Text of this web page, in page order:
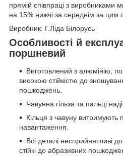
прямій співпраці з виробниками
на 15% нижчі за середнім за цим
Виробник: Г.Ліда Білорусь
Особливості й
поршневий
Виготовлений з алюмінію,
високою стійкістю до
пошкоджень.
Чавунна гільза та пальці
Кільця з чавуну витримують
навантаження.
Всі деталі несприйнятливі
стійкі до абразивних